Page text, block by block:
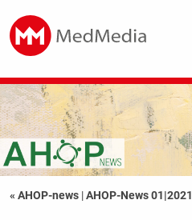
« AHOP-news |AHOP-News 01|2021